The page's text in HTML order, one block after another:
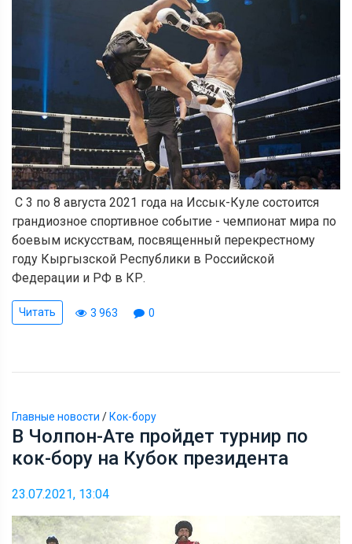
С 3 по 8 авryста 2021 года на Иссык-Куле состоится
грандиозное спортивное событие - чемпионат мира по
боевым искусствам, посвященный перекрестному
году Кыргызской Республики в Poccийской
Федерации и РФ в КР.
Читать 3 963 0
Главные новости / Кок-бору
В Чолпон-Ате пройдет турнир по
кок-бору на Кубок президента
23.07.2021, 13:04